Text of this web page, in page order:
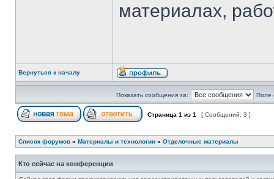
материалах,
Вернуться к началу
Показать сообщения за: Поле
Страница 1 из 1 [ Сообщений: 3 ]
Список форумов » Материалы и технологии » Отделочные материалы
Кто сейчас на конференции